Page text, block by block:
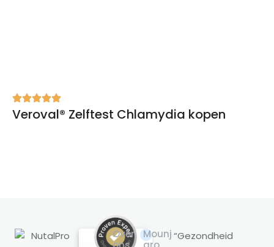
Veroval® Zelftest Chlamydia kopen
Over
Mounj“Gezondheid